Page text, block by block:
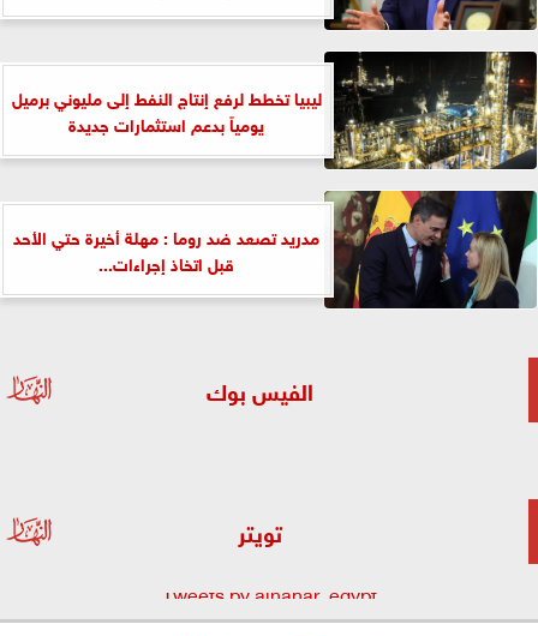
ليبيا تخطط لرفع إنتاج النفط إلى مليوني برميل
يومياً بدعم استثمارات جديدة
مدريد تصعد ضد روما : مهلة أخيرة حتي الأحد
قبل اتخاذ إجراءات...
الفيس بوك
تويتر
Tweets by alnahar_egypt